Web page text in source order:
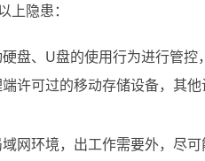
隐患：
盘、U盘的使用行为进行管
许可过的移动存储设备，其
网环境，出工作需要外，尽